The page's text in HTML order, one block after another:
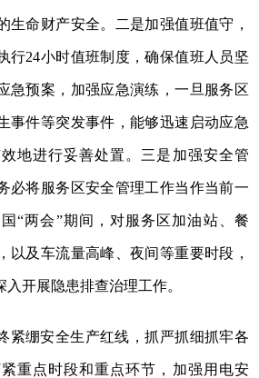
生命财产安全。二是加强值班值守，
行24小时值班制度，确保值班人员坚
急预案，加强应急演练，一旦服务区
事件等突发事件，能够迅速启动应急
地进行妥善处置。三是加强安全管
必将服务区安全管理工作当作当前一
“两会”期间，对服务区加油站、餐
以及车流量高峰、夜间等重要时段，
开展隐患排查治理工作。
紧绷安全生产红线，抓严抓细抓牢各
重点时段和重点环节，加强用电安